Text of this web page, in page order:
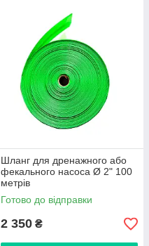
Шланг для дренажного або
фекального насоса Ø 2" 100
метрів
Готово до відправки
2 350 ₴